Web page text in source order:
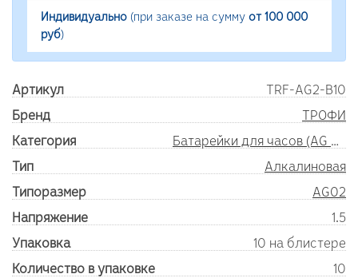
Индивидуально (при заказе на сумму от 100 000
руб)
Артикул
TRF-AG2-B10
Бренд
ТРОФИ
Категория
Батарейки для часов (AG SR)
Тип
Алкалиновая
Типоразмер
AG02
Напряжение
1.5
Упаковка
10 на блистере
Количество в упаковке
10